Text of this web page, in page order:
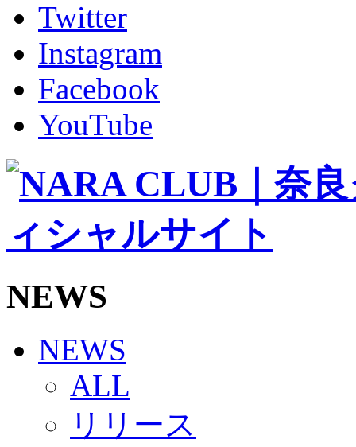
グッズ
ファンコミュニティ
ホームタウン
コラム
その他
TEAM
2026/27トップチーム
2026/27トップチームスタッフ
バモス
チアダンススクール
ボランティアチーム「volundeer」
ビクトリーロード
HOMEGAME
観戦ルール＆マナー
Jリーグ運営管理規定
写真・動画使用ガイドライン
SCHEDULE
2026/27
練習見学時のファンサービスについて
TICKET
奈良クラブ明治安田J3リーグ2026/27シーズン試
奈良クラブ明治安田Ｊ3リーグ 2026/27シーズン「
観戦ルール＆マナー
Twitter
Instagram
Facebook
YouTube
NEWS
NEWS
ALL
リリース